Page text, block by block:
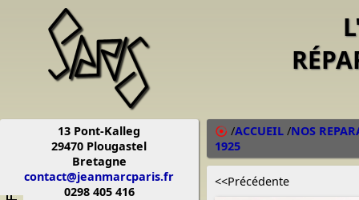
13 Pont-Kalleg
29470 Plougastel
Bretagne
contact@jeanmarcparis.fr
0298 405 416
/ACCUEIL /NOS
1925
<<Précédente